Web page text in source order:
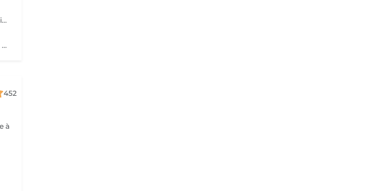
Un soin complet qui associe le rehaussement des cils et le brow lift pour sublimer l’ensemble du regard. Les cils sont liftés dès la racine pour apporter longueur visuelle et ouverture du regard, tandis que les sourcils sont restructurés, disciplinés et redessinés pour un résultat net et harmonieux. Le regard est intensifié, mieux encadré et naturellement mis en valeur. Une solution idéale pour un effet soigné, élégant et durable, sans maquillage au quotidien.
Un soin complet qui associe le rehaussement des cils, le brow lift et la teinture des cils pour un regard encore plus intense et défini. Les cils sont liftés et teintés pour un effet plus profond et visible, tandis que les sourcils sont restructurés et disciplinés pour encadrer parfaitement le regard. Le contraste est renforcé, le regard est plus marqué tout en conservant un rendu naturel et élégant. Idéal pour celles et ceux qui souhaitent un résultat plus soutenu sans maquillage.
452